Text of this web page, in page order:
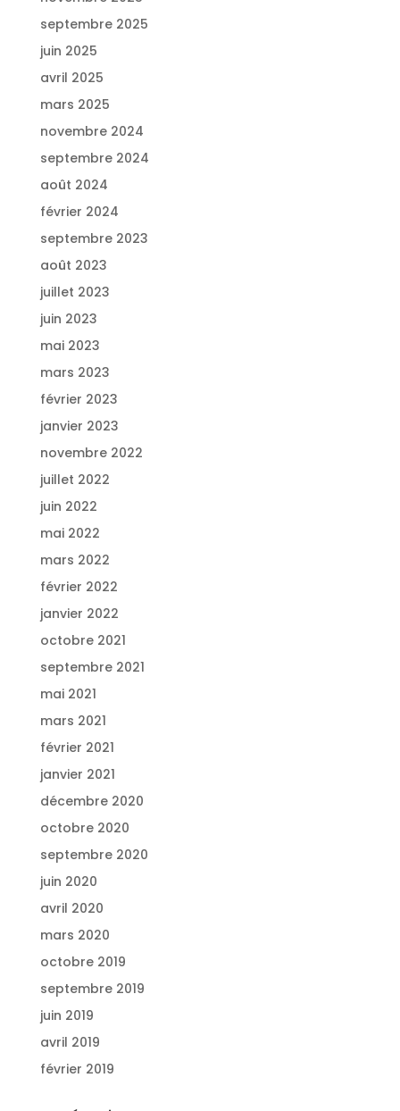
septembre 2025
juin 2025
avril 2025
mars 2025
novembre 2024
septembre 2024
août 2024
février 2024
septembre 2023
août 2023
juillet 2023
juin 2023
mai 2023
mars 2023
février 2023
janvier 2023
novembre 2022
juillet 2022
juin 2022
mai 2022
mars 2022
février 2022
janvier 2022
octobre 2021
septembre 2021
mai 2021
mars 2021
février 2021
janvier 2021
décembre 2020
octobre 2020
septembre 2020
juin 2020
avril 2020
mars 2020
octobre 2019
septembre 2019
juin 2019
avril 2019
février 2019